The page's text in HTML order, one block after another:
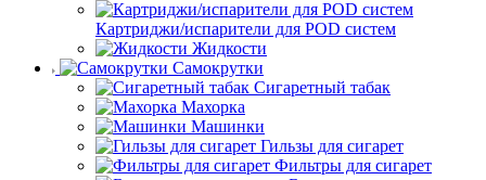
Картриджи/испарители для POD систем
Жидкости
Самокрутки
Сигаретный табак
Махорка
Машинки
Гильзы для сигарет
Фильтры для сигарет